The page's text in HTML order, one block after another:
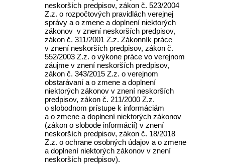
neskorších predpisov, zákon č. 523/2004
Z.z. o rozpočtových pravidlách verejnej
správy a o zmene a doplnení niektorých
zákonov v znení neskorších predpisov,
zákon č. 311/2001 Z.z. Zákonník práce
v znení neskorších predpisov, zákon č.
552/2003 Z.z. o výkone práce vo verejnom
záujme v znení neskorších predpisov,
zákon č. 343/2015 Z.z. o verejnom
obstarávaní a o zmene a doplnení
niektorých zákonov v znení neskorších
predpisov, zákon č. 211/2000 Z.z.
o slobodnom prístupe k informáciám
a o zmene a doplnení niektorých zákonov
(zákon o slobode informácií) v znení
neskorších predpisov, zákon č. 18/2018
Z.z. o ochrane osobných údajov a o zmene
a doplnení niektorých zákonov v znení
neskorších predpisov).